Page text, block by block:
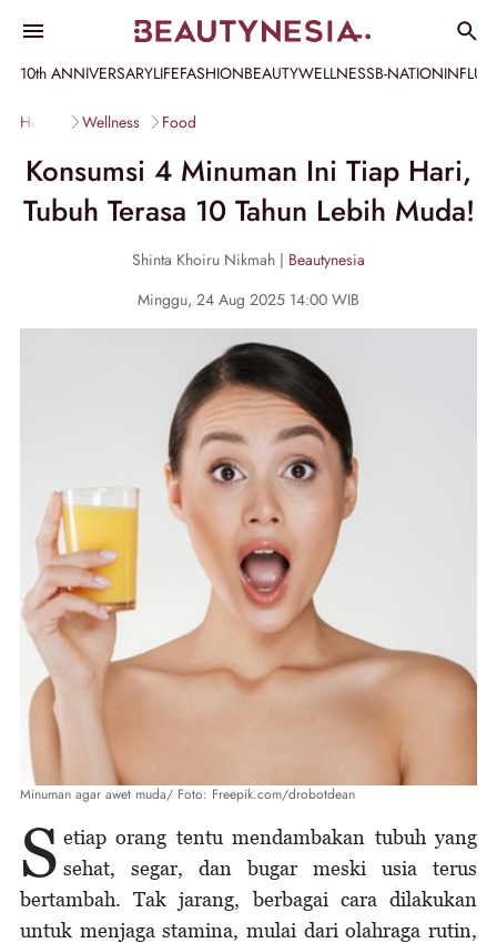
10th ANNIVERSARYLIFEFASHIONBEAUTYWELLNESSB-NATION
Home Wellness Food
Konsumsi 4 Minuman Ini Tiap Hari,
Tubuh Terasa 10 Tahun Lebih Muda!
Shinta Khoiru Nikmah | Beautynesia
Minggu, 24 Aug 2025 14:00 WIB
Minuman agar awet muda/ Foto: Freepik.com/drobotdean
S etiap orang tentu mendambakan tubuh yang
sehat, segar, dan bugar meski usia terus
bertambah. Tak jarang, berbagai cara dilakukan
untuk menjaga stamina, mulai dari olahraga rutin,